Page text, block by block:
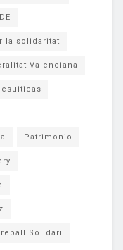
la solidaritat
Valenciana
Patrimonio
Solidari